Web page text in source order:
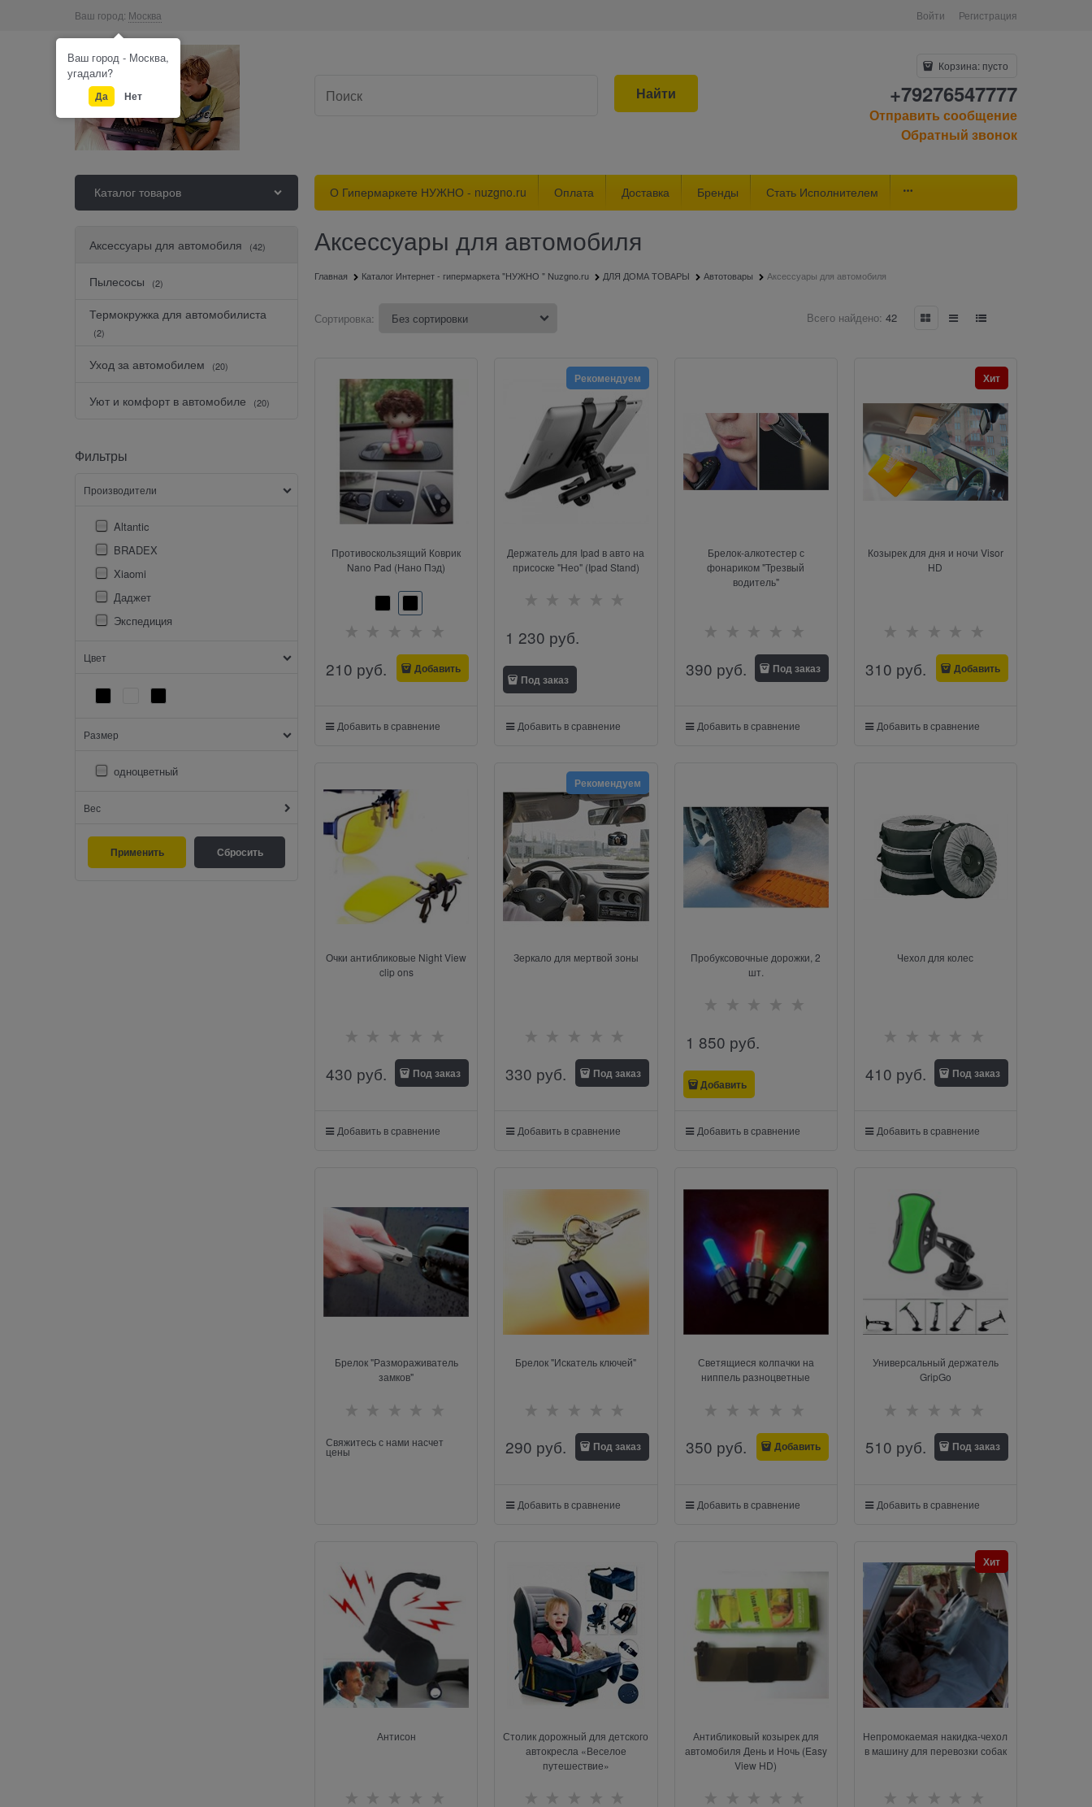
Ваш город: Москва Войти Регистрация
Найти
Корзина: пусто
+79276547777
Отправить сообщение
Обратный звонок
Каталог товаров О Гипермаркете НУЖНО - nuzgno.ru Оплата Доставка Бренды Стать Исполнителем
Аксессуары для автомобиля (42)
Пылесосы (2)
Термокружка для автомобилиста
(2)
Уход за автомобилем (20)
Уют и комфорт в автомобиле (20)
Фильтры
Производители
Altantic
BRADEX
Xiaomi
Даджет
Экспедиция
Цвет
Размер
одноцветный
Вес
Найдено товаров: Аксессуары для автомобиля
Главная Каталог Интернет - гипермаркета "НУЖНО " Nuzgno.ru ДЛЯ ДОМА ТОВАРЫ Автотовары Аксессуары для автомобиля
Сортировка: Всего найдено: 42
Противоскользящий Коврик
Nano Pad (Нано Пэд)
210 руб. Добавить
Добавить в сравнение
Держатель для Ipad в авто на
присоске "Нео" (Ipad Stand)
Рекомендуем
1 230 руб.
Под заказ
Добавить в сравнение
Брелок-алкотестер с
фонариком "Трезвый
водитель"
390 руб. Под заказ
Добавить в сравнение
Козырек для дня и ночи Visor
HD
Хит
310 руб. Добавить
Добавить в сравнение
Очки антибликовые Night View
clip ons
430 руб. Под заказ
Добавить в сравнение
Зеркало для мертвой зоны
Рекомендуем
330 руб. Под заказ
Добавить в сравнение
Пробуксовочные дорожки, 2
шт.
1 850 руб.
Добавить
Добавить в сравнение
Чехол для колес
410 руб. Под заказ
Добавить в сравнение
Брелок "Размораживатель
замков"
Свяжитесь с нами насчет
цены
Брелок "Искатель ключей"
290 руб. Под заказ
Добавить в сравнение
Светящиеся колпачки на
ниппель разноцветные
350 руб. Добавить
Добавить в сравнение
Универсальный держатель
GripGo
510 руб. Под заказ
Добавить в сравнение
Антисон
Столик дорожный для детского
автокресла «Веселое
путешествие»
Антибликовый козырек для
автомобиля День и Ночь (Easy
View HD)
Непромокаемая накидка-чехол
в машину для перевозки собак
Хит
Ваш город - Москва,
угадали?
Да Нет